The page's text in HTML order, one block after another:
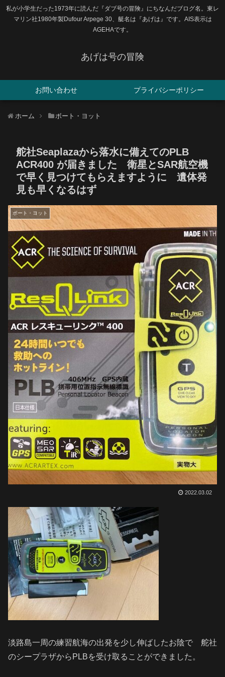
私が小学生だった1973年に読んだ『ダブ号の冒険』にちなんだブログ名。東レ
マリン社1980年製Dufour Arpege 30、艇名は『あげは』です。AIS表示は
AGEHAです。
あげは号の冒険
お問い合わせ プライバシーポリシー
ホーム ボート・ヨット
舵社Seaplazaから落水に備えてのPLB
ACR400 が届きました 衛星とSAR航空機
で早く見つけてもらえますように 遺体発
見も早くなるはず
ボート・ヨット
2022.03.02
淡路島一周の練習航海の出発を少し伸ばしたお陰で 舵社
のシープラザからPLBを受け取ることができました。